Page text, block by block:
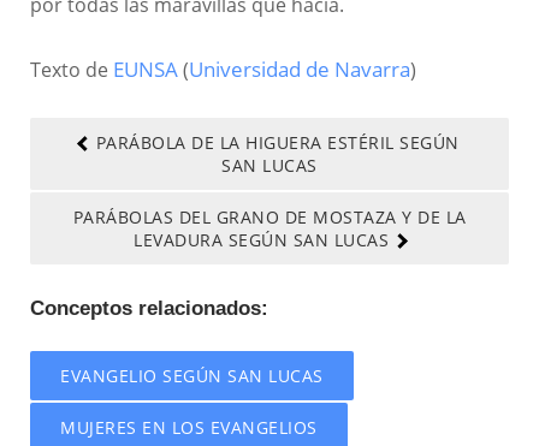
Texto de EUNSA(Universidad de Navarra)
PARÁBOLA DE LA HIGUERA ESTÉRIL SEGÚN
SAN LUCAS
PARÁBOLAS DEL GRANO DE MOSTAZA Y DE LA
LEVADURA SEGÚN SAN LUCAS
Conceptos relacionados:
EVANGELIO SEGÚN SAN LUCAS
MUJERES EN LOS EVANGELIOS